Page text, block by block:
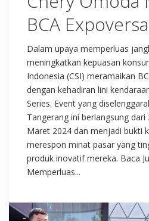
BCA
Dalam upaya memperluas
meningkatkan kepuasan
Indonesia (CSI) meramaikan
dengan kehadiran lini
Series. Event yang
Tangerang ini berlangsung dari
Maret 2024 dan menjadi bukti
merespon minat pasar yang
produk inovatif mereka. Baca
Memperluas...